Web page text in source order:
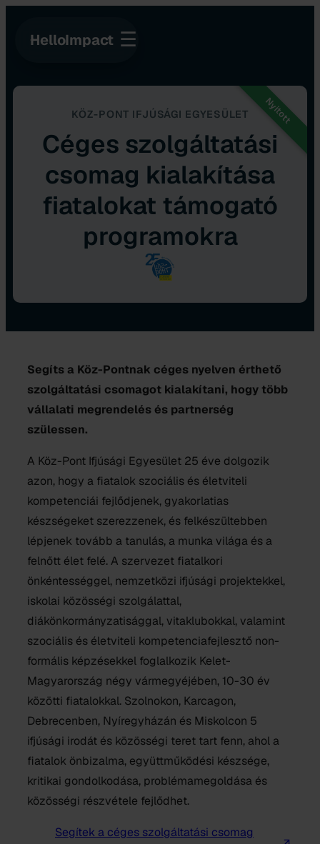
HelloImpact ☰
Nyitott
KÖZ-PONT IFJÚSÁGI EGYESÜLET
Céges szolgáltatási
csomag kialakítása
fiatalokat támogató
programokra
Segíts a Köz-Pontnak céges nyelven érthető
szolgáltatási csomagot kialakítani, hogy több
vállalati megrendelés és partnerség
szülessen.
A Köz-Pont Ifjúsági Egyesület 25 éve dolgozik
azon, hogy a fiatalok szociális és életviteli
kompetenciái fejlődjenek, gyakorlatias
készségeket szerezzenek, és felkészültebben
lépjenek tovább a tanulás, a munka világa és a
felnőtt élet felé. A szervezet fiatalkori
önkéntességgel, nemzetközi ifjúsági projektekkel,
iskolai közösségi szolgálattal,
diákönkormányzatisággal, vitaklubokkal, valamint
szociális és életviteli kompetenciafejlesztő non-
formális képzésekkel foglalkozik Kelet-
Magyarország négy vármegyéjében, 10-30 év
közötti fiatalokkal. Szolnokon, Karcagon,
Debrecenben, Nyíregyházán és Miskolcon 5
ifjúsági irodát és közösségi teret tart fenn, ahol a
fiatalok önbizalma, együttműködési készsége,
kritikai gondolkodása, problémamegoldása és
közösségi részvétele fejlődhet.
Segítek a céges szolgáltatási csomag